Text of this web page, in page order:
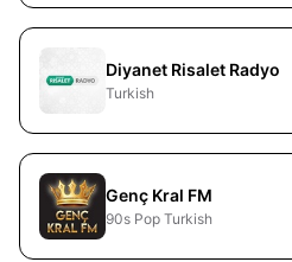
Diyanet Risalet Radyo
Turkish
Genç Kral FM
90s Pop Turkish